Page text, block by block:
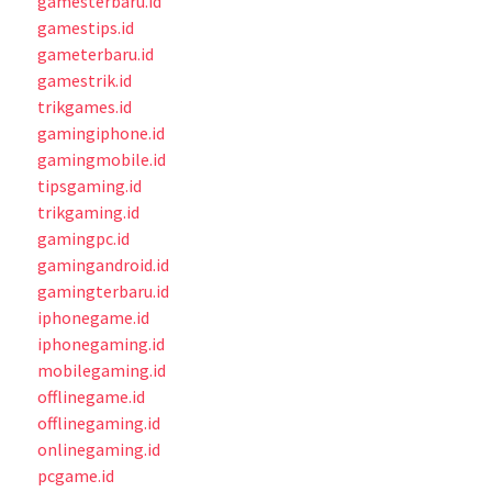
gamestips.id
gameterbaru.id
gamestrik.id
trikgames.id
gamingiphone.id
gamingmobile.id
tipsgaming.id
trikgaming.id
gamingpc.id
gamingandroid.id
gamingterbaru.id
iphonegame.id
iphonegaming.id
mobilegaming.id
offlinegame.id
offlinegaming.id
onlinegaming.id
pcgame.id